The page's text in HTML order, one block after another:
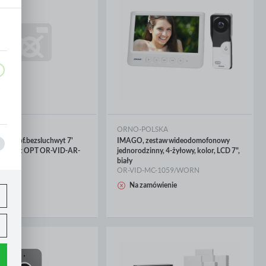
7'
n/t OPT OR-VID-AR-
ORNO-POLSKA
IMAGO, zestaw wideodomofonowy
jednorodzinny, 4-żyłowy, kolor, LCD 7",
biały
OR-VID-MC-1059/WORN
Na zamówienie
WIĘCEJ